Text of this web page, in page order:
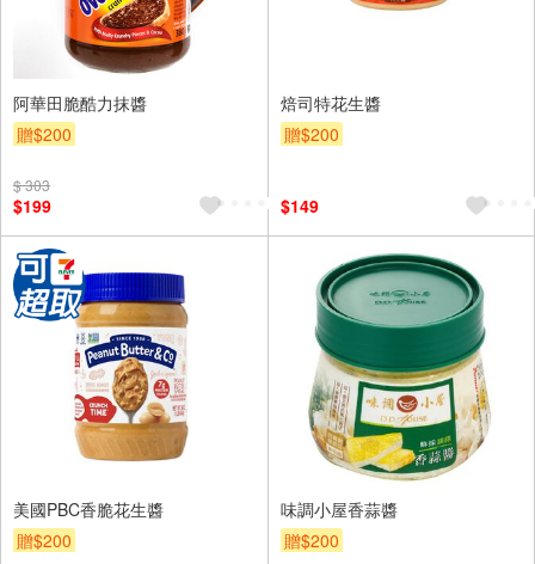
阿華田脆酷力抹醬
贈$200
$ 303
$199
焙司特花生醬
贈$200
$149
美國PBC香脆花生醬
贈$200
味調小屋香蒜醬
贈$200